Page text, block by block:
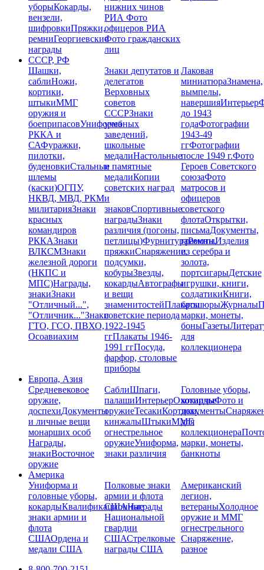
уборыКокарды,
вензели,
шифровкиПряжки,
ремниГеоргиевские
награды
нижних чинов
РИАФото
офицеров РИА
Фото гражданских
лиц
СССР, РФ
Шашки,
саблиНожи,
кортики,
штыкиММГ
оружия и
боеприпасовУниформа
РККА и
САФуражки,
пилотки,
буденовкиСтальные
шлемы
(каски)ОГПУ,
НКВД, МВД, РКМ
милитарияЗнаки
красных
командиров
РККАЗнаки
ВЛКСМЗнаки
железной дороги
(НКПС и
МПС)Награды,
знакиЗнаки
"Отличный...",
"Отличник..."Знаки
ГТО, ГСО, ПВХО,
Осоавиахим
Знаки депутатов и
делегатов
Верховных
советов
СССРЗнаки
учебных
заведений,
школьные
медалиНастольные
и памятные
медалиКопии
советских наград
и
знаковСпортивные
наградыЗнаки
различия (погоны,
петлицы)ФурнитураРемни,
пряжкиСнаряжение,
подсумки,
кобурыЗвезды,
кокардыАвтографы
и вещи
знаменитостейПлакаты
советские периода
1922-1945
ггПлакаты 1946-
1991 ггПосуда,
фарфор, столовые
приборы
Лаковая
миниатюраЗнамена,
вымпелы,
навершияИнтерьер
до 1943
годаФотографии
1943-49
ггФотографии
после 1949 г.Фото
Героев Советского
союзаФото
матросов и
офицеров
советского
флотаОткрытки,
письмаДокументы,
грамотыИзделия
из серебра и
золота,
портсигарыДетские
игрушки, книги,
солдатикиКниги,
брошюрыЖурналы
марки, монеты,
боныГазеты
для
коллекционера
Европа, Азия
Средневековое
оружие,
доспехиДокументы
и личные вещи
монарших особ
Награды,
знакиВосточное
оружие
СаблиШпаги,
палашиИнтерьерОхотничье
оружиеТесакиКортики,
кинжалыШтыкиММГ,
огнестрельное
оружиеУниформа,
знаки различия
Головные уборы,
кокардыФото и
документы
для
коллекционера
марки, монеты,
банкноты
Америка
Униформа и
головные уборы,
кокардыКвалификационные
знаки армии и
флота
СШАОрдена и
медали США
Полковые знаки
армии и флота
СШАНаграды
Национальной
гвардии
СШАСтрелковые
награды США
Американский
легион,
ветераныХолодное
оружие и ММГ
огнестрельного
Снаряжение,
разное